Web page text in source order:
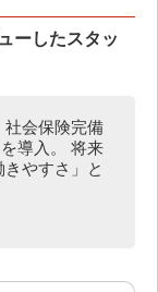
ーしたスタッ
社会保険完備
導入。 将来
やすさ」と